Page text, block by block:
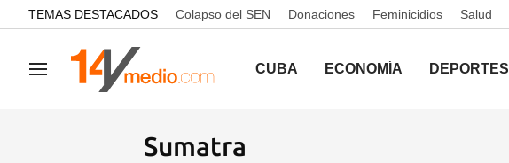
common.go-to-content
TEMAS DESTACADOS Colapso del SEN Donaciones Feminicidios Salud
Navegación CUBA ECONOMÍA DEPORTES
Sumatra